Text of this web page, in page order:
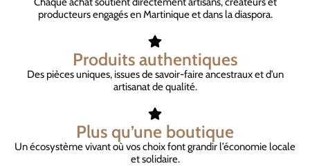
producteurs engagés en Martinique et dans la diaspora.
Produits authentiques
Des pièces uniques, issues de savoir-faire ancestraux et d’un
artisanat de qualité.
Plus qu’une boutique
Un écosystème vivant où vos choix font grandir l’économie locale
et solidaire.